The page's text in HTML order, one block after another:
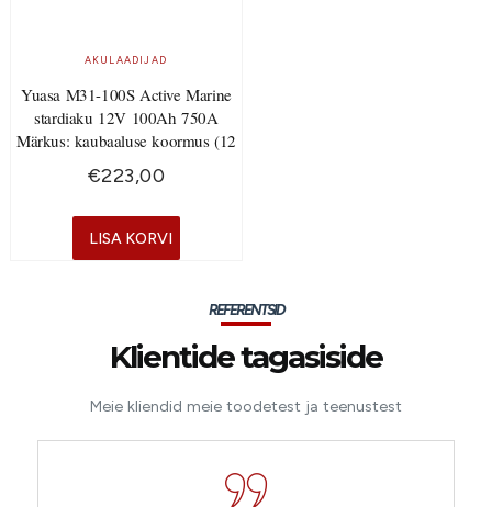
AKULAADIJAD
Yuasa M31-100S Active Marine
stardiaku 12V 100Ah 750A
Märkus: kaubaaluse koormus (12
€223,00
LISA KORVI
REFERENTSID
Klientide tagasiside
Meie kliendid meie toodetest ja teenustest